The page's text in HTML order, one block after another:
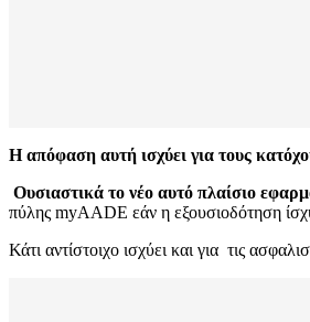
Η απόφαση αυτή ισχύει για τους
Ουσιαστικά το νέο αυτό πλαίσιο
πύλης myAADE εάν η εξουσιοδότηση
Κάτι αντίστοιχο ισχύει και για τις